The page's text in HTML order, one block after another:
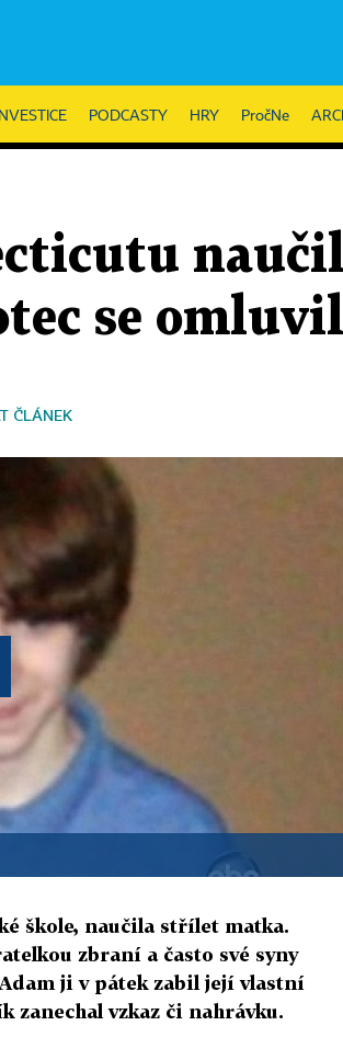
INVESTICE PODCASTY HRY PročNe
se
ČLÁNEK
škole, naučila střílet matka.
zbraní a často své syny
ji v pátek zabil její vlastní
zanechal vzkaz či nahrávku.